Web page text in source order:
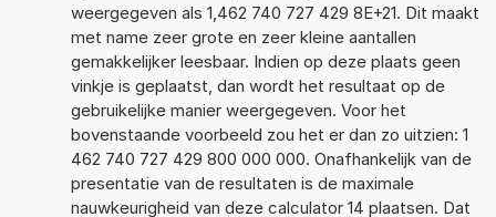
weergegeven als 1,462 740 727 429 8E+21. Dit maakt
met name zeer grote en zeer kleine aantallen
gemakkelijker leesbaar. Indien op deze plaats geen
vinkje is geplaatst, dan wordt het resultaat op de
gebruikelijke manier weergegeven. Voor het
bovenstaande voorbeeld zou het er dan zo uitzien: 1
462 740 727 429 800 000 000. Onafhankelijk van de
presentatie van de resultaten is de maximale
nauwkeurigheid van deze calculator 14 plaatsen. Dat